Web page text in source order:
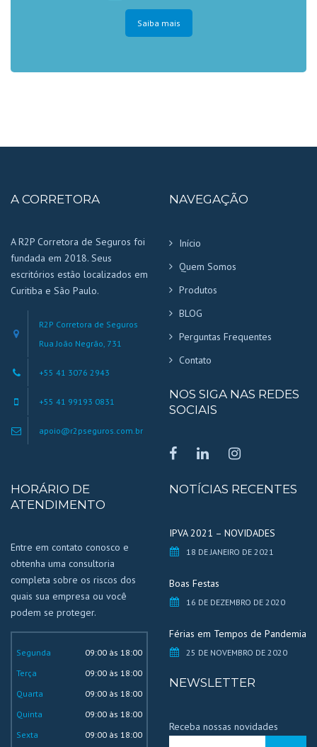
Saiba mais
A CORRETORA
A R2P Corretora de Seguros foi
fundada em 2018. Seus
escritórios estão localizados em
Curitiba e São Paulo.
R2P Corretora de Seguros
Rua João Negrão, 731
+55 41 3076 2943
+55 41 99193 0831
apoio@r2pseguros.com.br
NAVEGAÇÃO
Início
Quem Somos
Produtos
BLOG
Perguntas Frequentes
Contato
NOS SIGA NAS REDES
SOCIAIS
HORÁRIO DE
ATENDIMENTO
Entre em contato conosco e
obtenha uma consultoria
completa sobre os riscos dos
quais sua empresa ou você
podem se proteger.
Segunda
09:00 às 18:00
Terça
09:00 às 18:00
Quarta
09:00 às 18:00
Quinta
09:00 às 18:00
Sexta
09:00 às 18:00
NOTÍCIAS RECENTES
IPVA 2021 – NOVIDADES
18 DE JANEIRO DE 2021
Boas Festas
16 DE DEZEMBRO DE 2020
Férias em Tempos de Pandemia
25 DE NOVEMBRO DE 2020
NEWSLETTER
Receba nossas novidades